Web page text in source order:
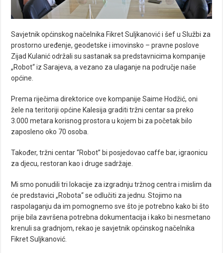
Savjetnik općinskog načelnika Fikret Suljkanović i šef u Službi za
prostorno uređenje, geodetske i imovinsko – pravne poslove
Zijad Kulanić održali su sastanak sa predstavnicima kompanije
„Robot“ iz Sarajeva, a vezano za ulaganje na područje naše
općine.
Prema riječima direktorice ove kompanije Saime Hodžić, oni
žele na teritoriji općine Kalesija graditi tržni centar sa preko
3.000 metara korisnog prostora u kojem bi za početak bilo
zaposleno oko 70 osoba.
Također, tržni centar “Robot” bi posjedovao caffe bar, igraonicu
za djecu, restoran kao i druge sadržaje.
Mi smo ponudili tri lokacije za izgradnju tržnog centra i mislim da
će predstavici „Robota“ se odlučiti za jednu. Stojimo na
raspolaganju da im pomognemo sve što je potrebno kako bi što
prije bila završena potrebna dokumentacija i kako bi nesmetano
krenuli sa gradnjom, rekao je savjetnik općinskog načelnika
Fikret Suljkanović.